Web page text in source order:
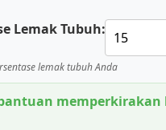
Lemak Tubuh:
lemak tubuh Anda
memperkirakan